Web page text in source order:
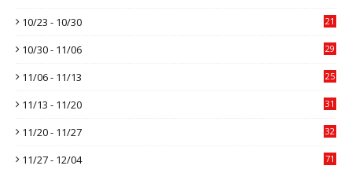
10/23 - 10/30 21
10/30 - 11/06 29
11/06 - 11/13 25
11/13 - 11/20 31
11/20 - 11/27 32
11/27 - 12/04 71